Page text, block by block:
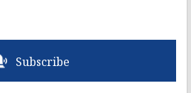
Subscribe